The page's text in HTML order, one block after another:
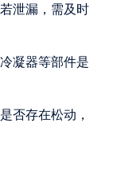
泄漏，需及时
凝器等部件是
否存在松动，